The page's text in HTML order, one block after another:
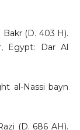
(D. 403 H).
Egypt: Dar Al
al-Nassi bayn
(D. 686 AH).